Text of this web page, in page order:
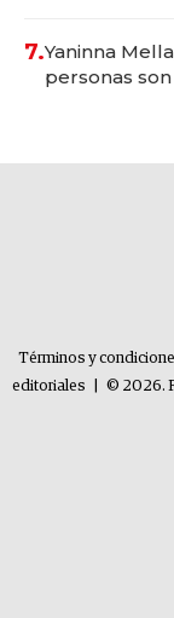
7.Yaninna
personas
Términos y
editoriales
© 2026.